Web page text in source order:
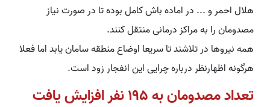
هلال احمر و ... در اماده باش کامل بوده تا در صورت نیاز
مصدومان را به مراکز درمانی منتقل کنند.
همه نیروها در تلاشند تا سریعا اوضاع منطقه سامان یابد اما فعلا
هرگونه اظهارنظر درباره چرایی این انفجار زود است.
تعداد مصدومان به ۱۹۵ نفر افزایش یافت